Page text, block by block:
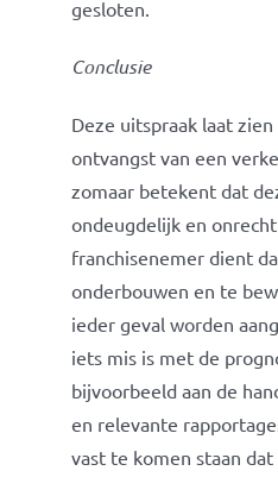
gesloten.
Conclusie
Deze uitspraak laat
ontvangst van een
zomaar betekent dat
ondeugdelijk en
franchisenemer dient
onderbouwen en te
ieder geval worden
iets mis is met de
bijvoorbeeld aan de
en relevante
vast te komen staan dat